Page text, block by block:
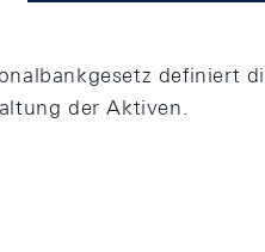
definiert
der Aktiven.